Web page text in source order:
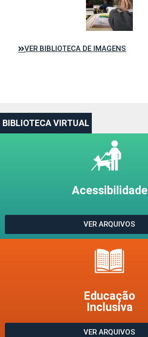
VER BIBLIOTECA DE IMAGENS
BIBLIOTECA VIRTUAL
Acessibilidade
VER ARQUIVOS
Educação
Inclusiva
VER ARQUIVOS